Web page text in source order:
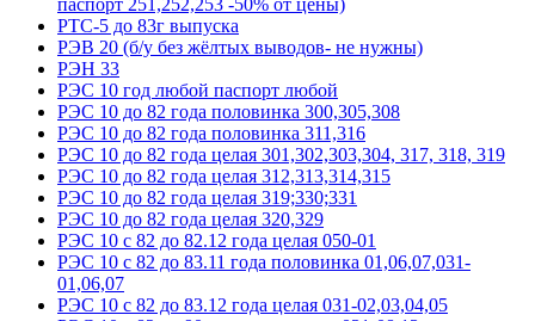
паспорт 251,252,253 -50% от цены)
РТС-5 до 83г выпуска
РЭВ 20 (б/у без жёлтых выводов- не нужны)
РЭН 33
РЭС 10 год любой паспорт любой
РЭС 10 до 82 года половинка 300,305,308
РЭС 10 до 82 года половинка 311,316
РЭС 10 до 82 года целая 301,302,303,304, 317, 318, 319
РЭС 10 до 82 года целая 312,313,314,315
РЭС 10 до 82 года целая 319;330;331
РЭС 10 до 82 года целая 320,329
РЭС 10 с 82 до 82.12 года целая 050-01
РЭС 10 с 82 до 83.11 года половинка 01,06,07,031-
01,06,07
РЭС 10 с 82 до 83.12 года целая 031-02,03,04,05